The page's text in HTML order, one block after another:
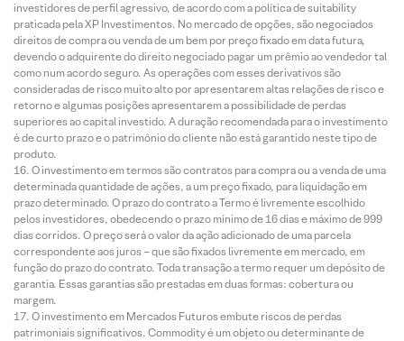
investidores de perfil agressivo, de acordo com a política de suitability
praticada pela XP Investimentos. No mercado de opções, são negociados
direitos de compra ou venda de um bem por preço fixado em data futura,
devendo o adquirente do direito negociado pagar um prêmio ao vendedor tal
como num acordo seguro. As operações com esses derivativos são
consideradas de risco muito alto por apresentarem altas relações de risco e
retorno e algumas posições apresentarem a possibilidade de perdas
superiores ao capital investido. A duração recomendada para o investimento
é de curto prazo e o patrimônio do cliente não está garantido neste tipo de
produto.
O investimento em termos são contratos para compra ou a venda de uma
determinada quantidade de ações, a um preço fixado, para liquidação em
prazo determinado. O prazo do contrato a Termo é livremente escolhido
pelos investidores, obedecendo o prazo mínimo de 16 dias e máximo de 999
dias corridos. O preço será o valor da ação adicionado de uma parcela
correspondente aos juros – que são fixados livremente em mercado, em
função do prazo do contrato. Toda transação a termo requer um depósito de
garantia. Essas garantias são prestadas em duas formas: cobertura ou
margem.
O investimento em Mercados Futuros embute riscos de perdas
patrimoniais significativos. Commodity é um objeto ou determinante de